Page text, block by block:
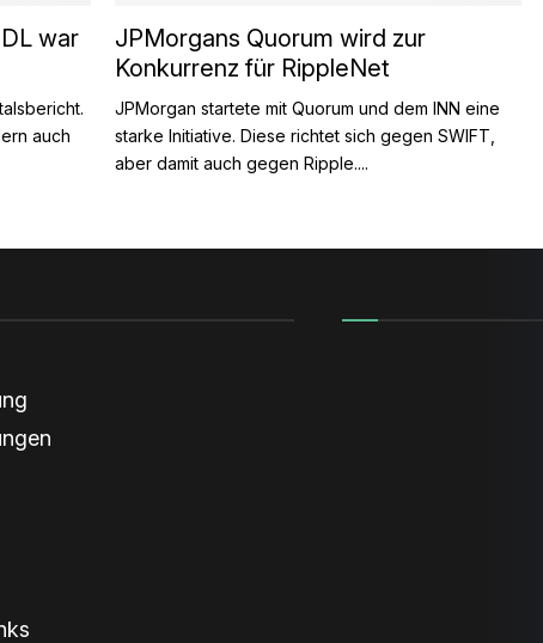
war
auch
JPMorgans Quorum wird zur
Konkurrenz für RippleNet
JPMorgan startete mit Quorum und dem INN eine
starke Initiative. Diese richtet sich gegen SWIFT,
aber damit auch gegen Ripple....